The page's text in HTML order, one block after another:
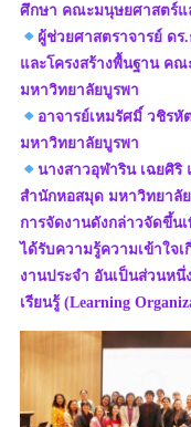
ศึกษา คณะมนุษยศาสตร์แ
ผู้ช่วยศาสตราจารย์ ด
และโครงสร้างพื้นฐาน ค
มหาวิทยาลัยบูรพา
อาจารย์เหมรัศมิ์ วชิร
มหาวิทยาลัยบูรพา
นางสาวอุฬาริน เฉยศิริ
สำนักหอสมุด มหาวิทยาลั
การจัดงานดังกล่าวจัดขึ้น
ได้รับความรู้ความเข้าใจ
งานประจำ อันเป็นส่วนหนึ่
เรียนรู้ (Learning